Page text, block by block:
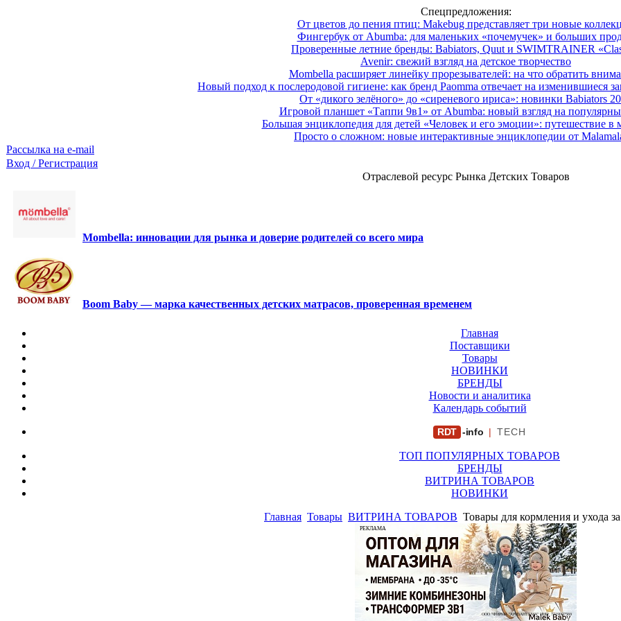
Спецпредложения:
От цветов до пения птиц: Makebug представляет три новые
Фингербук от Abumba: для маленьких «почемучек» и больших
Проверенные летние бренды: Babiators, Quut и SWIMTRAINER
Avenir: свежий взгляд на детское творчество
Mombella расширяет линейку прорезывателей: на что обратить
Новый подход к послеродовой гигиене: как бренд Paomma отвечает на изменившиеся
От «дикого зелёного» до «сиреневого ириса»: новинки Babiators
Игровой планшет «Таппи 9в1» от Abumba: новый взгляд на
Большая энциклопедия для детей «Человек и его эмоции»: путешествие в
Просто о сложном: новые интерактивные энциклопедии от
Рассылка на e-mail
Вход / Регистрация
Отраслевой ресурс Рынка Детских Товаров
Mombella: инновации для рынка и доверие родителей со всего мира
Boom Baby — марка качественных детских матрасов, проверенная временем
Главная
Поставщики
Товары
НОВИНКИ
БРЕНДЫ
Новости и аналитика
Календарь событий
RDT -info | TECH
ТОП ПОПУЛЯРНЫХ ТОВАРОВ
БРЕНДЫ
ВИТРИНА ТОВАРОВ
НОВИНКИ
Главная Товары ВИТРИНА ТОВАРОВ Товары для кормления и ухода
РЕКЛАМА
ООО "ФИРМА "ХРИЗАНТЕМА" ИНН: 7719007569